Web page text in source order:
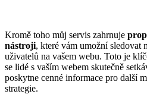
Kromě toho můj servis zahrnuje
nástroji, které vám umožní sledovat
uživatelů na vašem webu. Toto je
se lidé s vaším webem skutečně
poskytne cenné informace pro další
strategie.